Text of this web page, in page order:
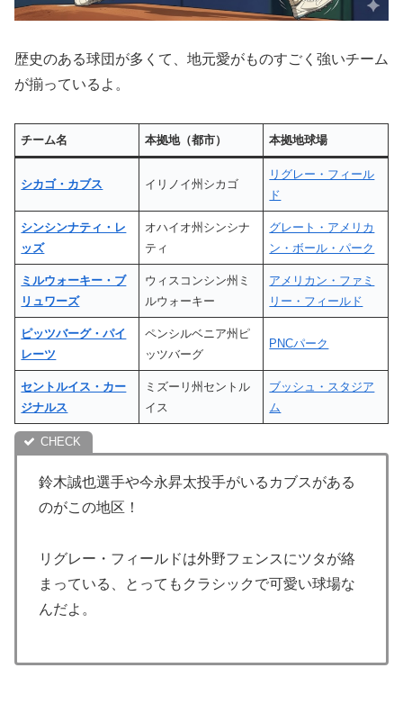
歴史のある球団が多くて、地元愛がものすごく強いチーム
が揃っているよ。
チーム名 本拠地（都市） 本拠地球場
シカゴ・カブス イリノイ州シカゴ
リグレー・フィール
ド
シンシンナティ・レ
ッズ
オハイオ州シンシナ
ティ
グレート・アメリカ
ン・ボール・パーク
ミルウォーキー・ブ
リュワーズ
ウィスコンシン州ミ
ルウォーキー
アメリカン・ファミ
リー・フィールド
ピッツバーグ・パイ
レーツ
ペンシルベニア州ピ
ッツバーグ
PNCパーク
セントルイス・カー
ジナルス
ミズーリ州セントル
イス
ブッシュ・スタジア
ム
鈴木誠也選手や今永昇太投手がいるカブスがある
のがこの地区！
リグレー・フィールドは外野フェンスにツタが絡
まっている、とってもクラシックで可愛い球場な
んだよ。